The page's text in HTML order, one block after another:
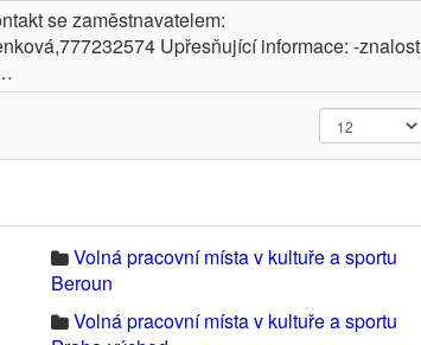
se zaměstnavatelem:
Upřesňující informace: -znalost
Volná pracovní místa v kultuře a sportu
Beroun
Volná pracovní místa v kultuře a sportu